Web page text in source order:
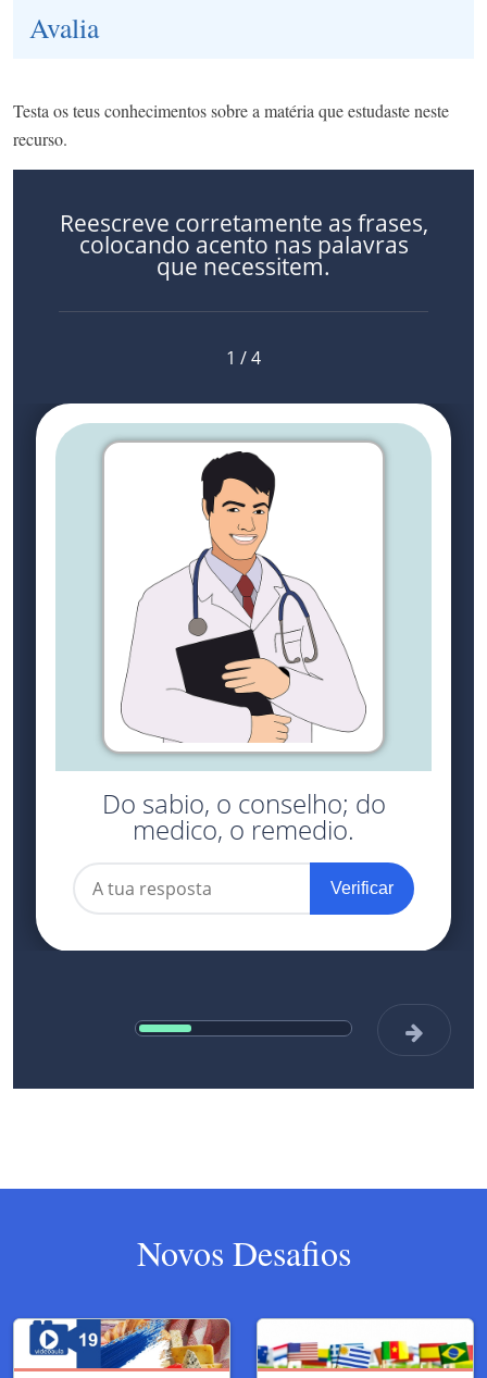
Avalia
Testa os teus conhecimentos sobre a matéria que estudaste neste
recurso.
Novos Desafios